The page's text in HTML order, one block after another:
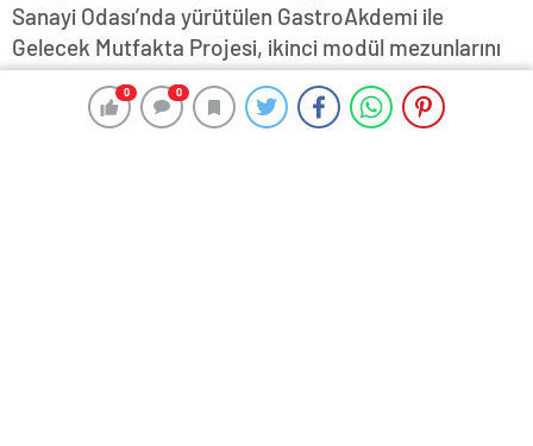
0 0
Sanayi Odası’nda yürütülen GastroAkdemi ile
Gelecek Mutfakta Projesi, ikinci modül mezunlarını
da vererek sona erdi.
News 2 Aralık 2024 13:12
0 0